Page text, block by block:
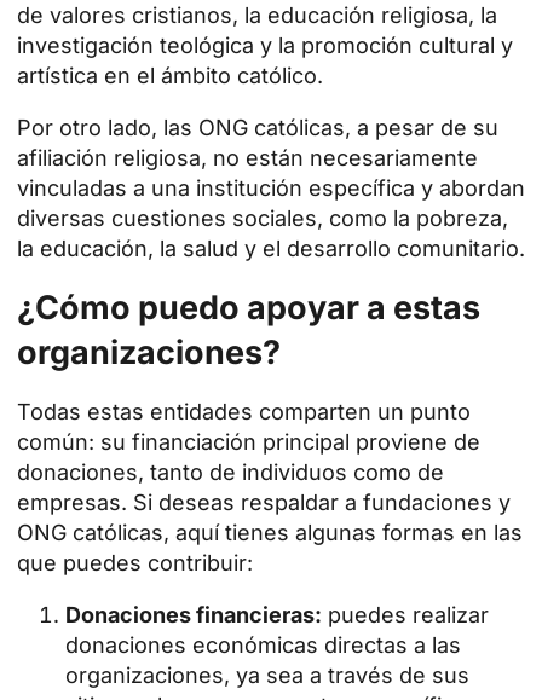
de valores cristianos, la educación religiosa, la
investigación teológica y la promoción cultural y
artística en el ámbito católico.
Por otro lado, las ONG católicas, a pesar de su
afiliación religiosa, no están necesariamente
vinculadas a una institución específica y abordan
diversas cuestiones sociales, como la pobreza,
la educación, la salud y el desarrollo comunitario.
¿Cómo puedo apoyar a estas
organizaciones?
Todas estas entidades comparten un punto
común: su financiación principal proviene de
donaciones, tanto de individuos como de
empresas. Si deseas respaldar a fundaciones y
ONG católicas, aquí tienes algunas formas en las
que puedes contribuir:
Donaciones financieras: puedes realizar
donaciones económicas directas a las
organizaciones, ya sea a través de sus